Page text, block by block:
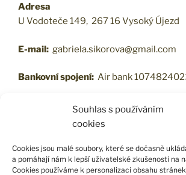
Souhlas s používáním
cookies
Cookies jsou malé soubory, které se dočasně
a pomáhají nám k lepší uživatelské zkušenosti na
Cookies používáme k personalizaci obsahu
Adresa
U Vodoteče 149, 267 16 Vysoký Újezd
E-mail: gabriela.sikorova@gmail.com
Bankovní spojení: Air bank